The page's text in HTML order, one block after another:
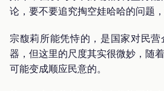
论，要不要追究掏空娃哈哈的问题
宗馥莉所能凭恃的，是国家对民
器，但这里的尺度其实很微妙，随
可能变成顺应民意的。